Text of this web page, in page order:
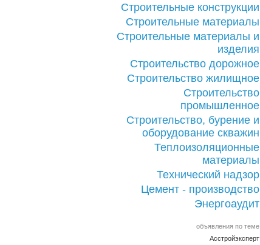
Строительные конструкции
Строительные материалы
Строительные материалы и
изделия
Строительство дорожное
Строительство жилищное
Строительство
промышленное
Строительство, бурение и
оборудование скважин
Теплоизоляционные
материалы
Технический надзор
Цемент - производство
Энергоаудит
объявления по теме
Асстройэксперт